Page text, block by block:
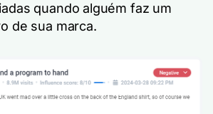
quando alguém faz um
de sua marca.